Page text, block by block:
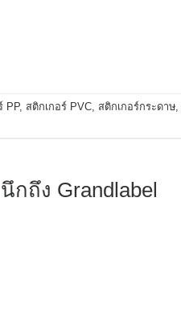
PP, สติกเกอร์ PVC, สติกเกอร์กระดาษ,
ถึง Grandlabel